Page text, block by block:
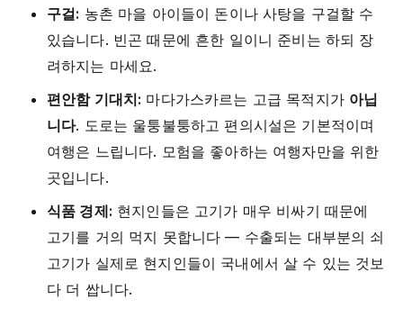
구걸: 농촌 마을 아이들이 돈이나 사탕을 구걸할 수
있습니다. 빈곤 때문에 흔한 일이니 준비는 하되 장
려하지는 마세요.
편안함 기대치: 마다가스카르는 고급 목적지가 아닙
니다. 도로는 울퉁불퉁하고 편의시설은 기본적이며
여행은 느립니다. 모험을 좋아하는 여행자만을 위한
곳입니다.
식품 경제: 현지인들은 고기가 매우 비싸기 때문에
고기를 거의 먹지 못합니다 — 수출되는 대부분의 쇠
고기가 실제로 현지인들이 국내에서 살 수 있는 것보
다 더 쌉니다.